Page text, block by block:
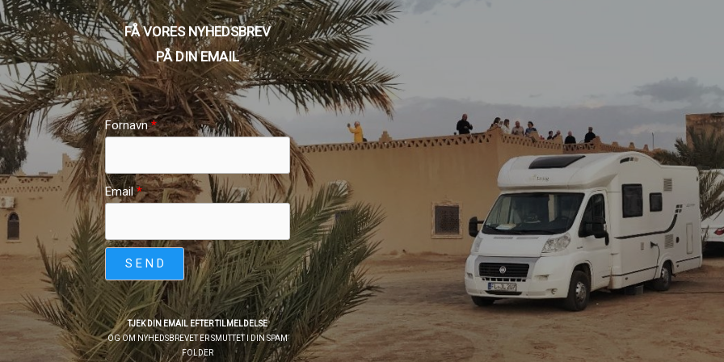
FÅ VORES NYHEDSBREV
PÅ DIN EMAIL
Fornavn
Email
S E N D
TJEK DIN EMAIL EFTER TILMELDELSE
OG OM NYHEDSBREVET ER SMUTTET I DIN SPAM
FOLDER